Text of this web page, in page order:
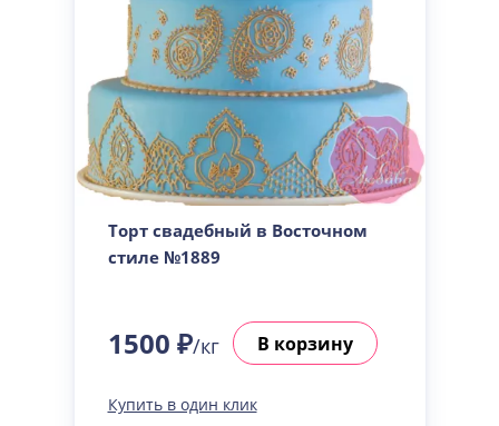
Торт свадебный в Восточном
стиле №1889
1500 ₽/кг В корзину
Купить в один клик